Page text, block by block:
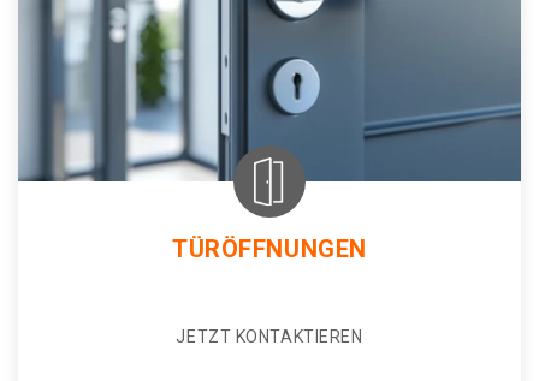
TÜRÖFFNUNGEN
JETZT KONTAKTIEREN